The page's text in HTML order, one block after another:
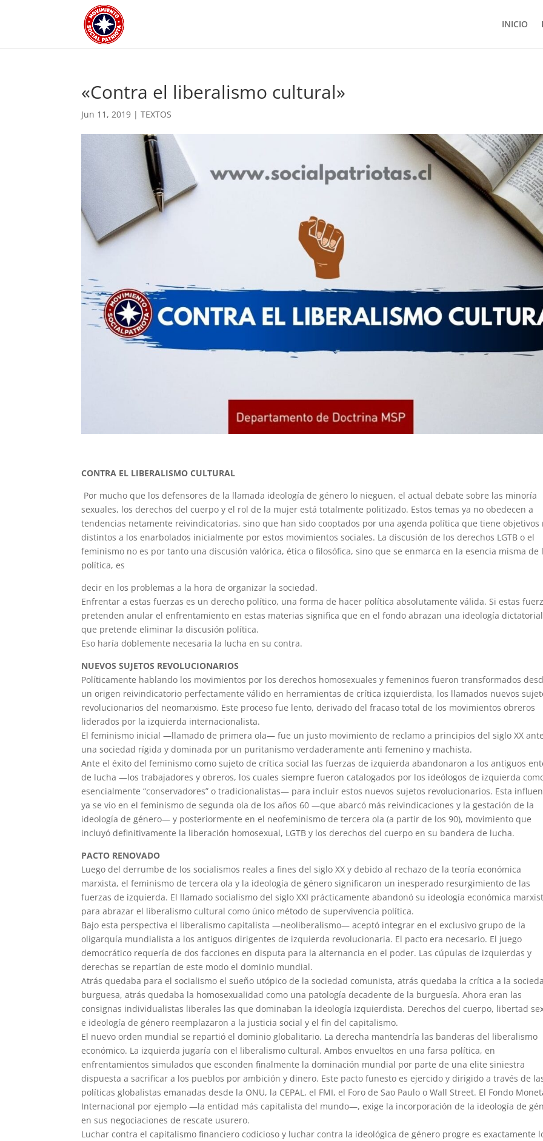
INICIO
«Contra el liberalismo cultural»
Jun 11, 2019 |TEXTOS
CONTRA EL LIBERALISMO CULTURAL
Por mucho que los defensores de la llamada ideología de género lo nieguen, el actual debate sobre las minoría
sexuales, los derechos del cuerpo y el rol de la mujer está totalmente politizado. Estos temas ya no obedecen a
tendencias netamente reivindicatorias, sino que han sido cooptados por una agenda política que tiene objetivos
distintos a los enarbolados inicialmente por estos movimientos sociales. La discusión de los derechos LGTB o el
feminismo no es por tanto una discusión valórica, ética o filosófica, sino que se enmarca en la esencia misma de
política, es
decir en los problemas a la hora de organizar la sociedad.
Enfrentar a estas fuerzas es un derecho político, una forma de hacer política absolutamente válida. Si estas
pretenden anular el enfrentamiento en estas materias significa que en el fondo abrazan una ideología dictatorial
que pretende eliminar la discusión política.
Eso haría doblemente necesaria la lucha en su contra.
NUEVOS SUJETOS REVOLUCIONARIOS
Políticamente hablando los movimientos por los derechos homosexuales y femeninos fueron transformados
un origen reivindicatorio perfectamente válido en herramientas de crítica izquierdista, los llamados nuevos
revolucionarios del neomarxismo. Este proceso fue lento, derivado del fracaso total de los movimientos obreros
liderados por la izquierda internacionalista.
El feminismo inicial —llamado de primera ola— fue un justo movimiento de reclamo a principios del siglo XX ante
una sociedad rígida y dominada por un puritanismo verdaderamente anti femenino y machista.
Ante el éxito del feminismo como sujeto de crítica social las fuerzas de izquierda abandonaron a los antiguos
de lucha —los trabajadores y obreros, los cuales siempre fueron catalogados por los ideólogos de izquierda
esencialmente “conservadores” o tradicionalistas— para incluir estos nuevos sujetos revolucionarios. Esta
ya se vio en el feminismo de segunda ola de los años 60 —que abarcó más reivindicaciones y la gestación de la
ideología de género— y posteriormente en el neofeminismo de tercera ola (a partir de los 90), movimiento que
incluyó definitivamente la liberación homosexual, LGTB y los derechos del cuerpo en su bandera de lucha.
PACTO RENOVADO
Luego del derrumbe de los socialismos reales a fines del siglo XX y debido al rechazo de la teoría económica
marxista, el feminismo de tercera ola y la ideología de género significaron un inesperado resurgimiento de las
fuerzas de izquierda. El llamado socialismo del siglo XXI prácticamente abandonó su ideología económica
para abrazar el liberalismo cultural como único método de supervivencia política.
Bajo esta perspectiva el liberalismo capitalista —neoliberalismo— aceptó integrar en el exclusivo grupo de la
oligarquía mundialista a los antiguos dirigentes de izquierda revolucionaria. El pacto era necesario. El juego
democrático requería de dos facciones en disputa para la alternancia en el poder. Las cúpulas de izquierdas y
derechas se repartían de este modo el dominio mundial.
Atrás quedaba para el socialismo el sueño utópico de la sociedad comunista, atrás quedaba la crítica a la
burguesa, atrás quedaba la homosexualidad como una patología decadente de la burguesía. Ahora eran las
consignas individualistas liberales las que dominaban la ideología izquierdista. Derechos del cuerpo, libertad
e ideología de género reemplazaron a la justicia social y el fin del capitalismo.
El nuevo orden mundial se repartió el dominio globalitario. La derecha mantendría las banderas del liberalismo
económico. La izquierda jugaría con el liberalismo cultural. Ambos envueltos en una farsa política, en
enfrentamientos simulados que esconden finalmente la dominación mundial por parte de una elite siniestra
dispuesta a sacrificar a los pueblos por ambición y dinero. Este pacto funesto es ejercido y dirigido a través de
políticas globalistas emanadas desde la ONU, la CEPAL, el FMI, el Foro de Sao Paulo o Wall Street. El Fondo
Internacional por ejemplo —la entidad más capitalista del mundo—, exige la incorporación de la ideología de
en sus negociaciones de rescate usurero.
Luchar contra el capitalismo financiero codicioso y luchar contra la ideológica de género progre es exactamente